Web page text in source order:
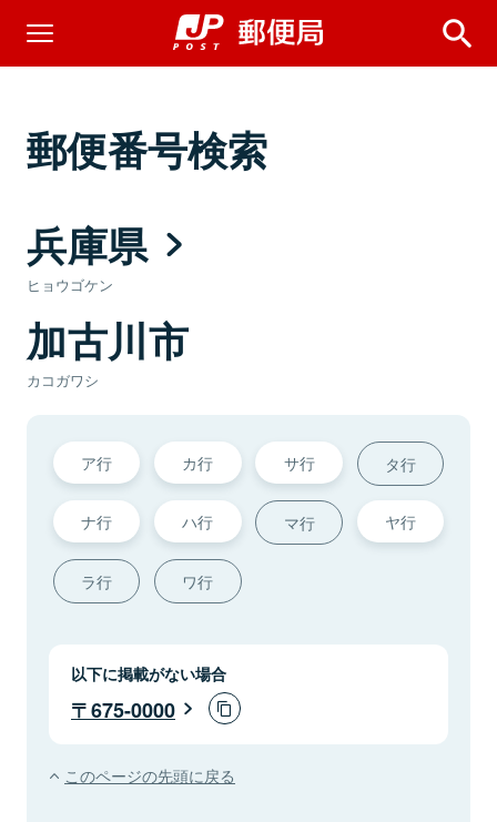
郵便番号検索
兵庫県
ヒョウゴケン
加古川市
カコガワシ
ア行 カ行 サ行 タ行
ナ行 ハ行 マ行 ヤ行
ラ行 ワ行
以下に掲載がない場合
675-0000
このページの先頭に戻る